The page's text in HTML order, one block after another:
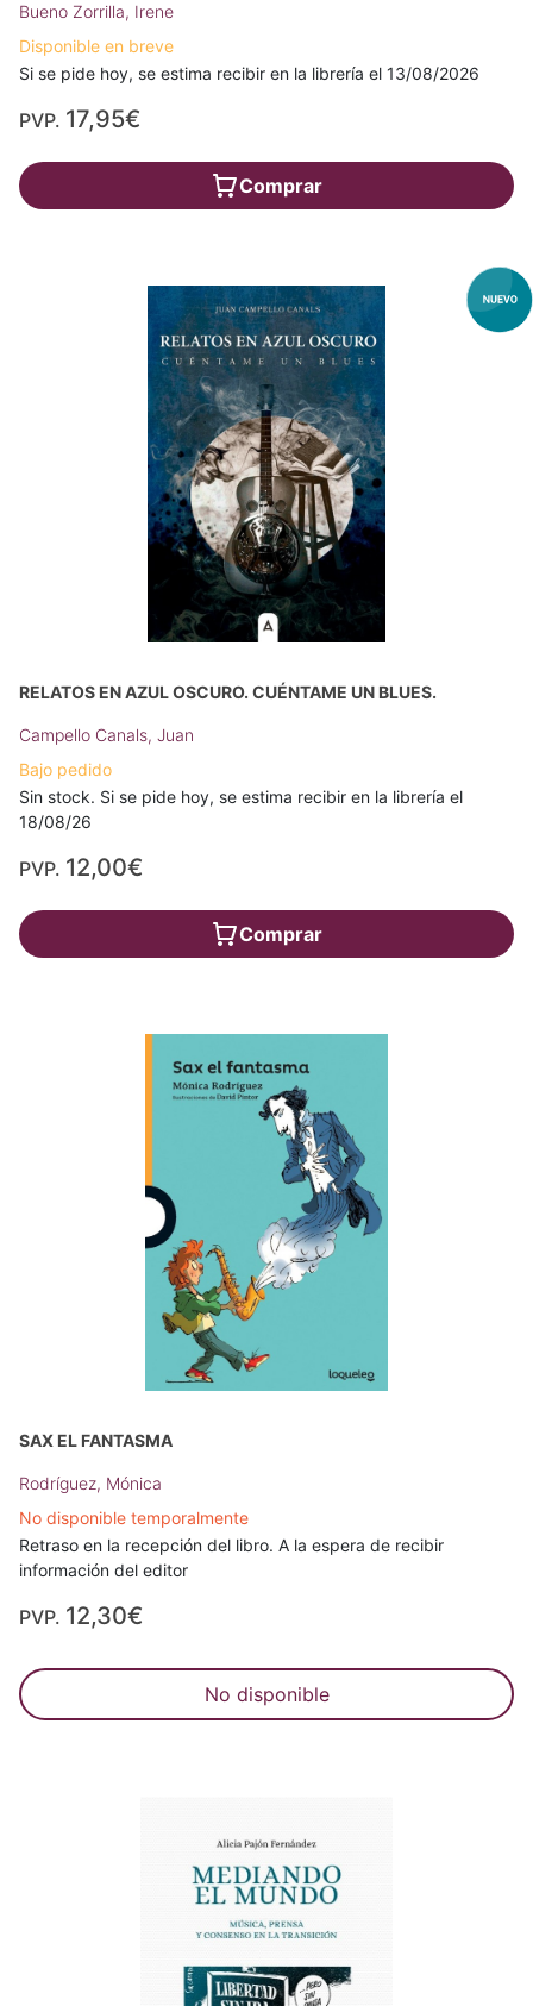
Bueno Zorrilla, Irene
Disponible en breve
Si se pide hoy, se estima recibir en la librería el 13/08/2026
PVP. 17,95€
Comprar
RELATOS EN AZUL OSCURO. CUÉNTAME UN BLUES.
Campello Canals, Juan
Bajo pedido
Sin stock. Si se pide hoy, se estima recibir en la librería el
18/08/26
PVP. 12,00€
Comprar
SAX EL FANTASMA
Rodríguez, Mónica
No disponible temporalmente
Retraso en la recepción del libro. A la espera de recibir
información del editor
PVP. 12,30€
No disponible